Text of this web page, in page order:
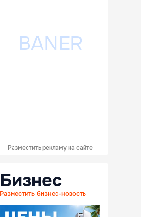
Разместить рекламу на сайте
Бизнес
Разместить бизнес-новость